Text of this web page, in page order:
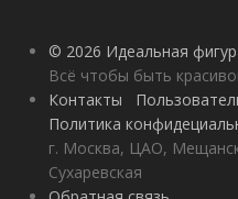
© 2026 Идеальная
Всё чтобы быть
Контакты
Политика
г. Москва, ЦАО,
Сухаревская